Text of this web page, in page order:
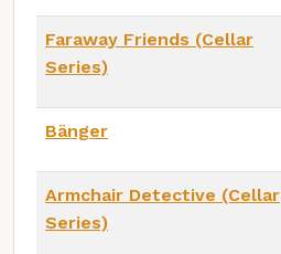
Faraway Friends (Cellar
Series)
Bänger
Armchair Detective (Cellar
Series)